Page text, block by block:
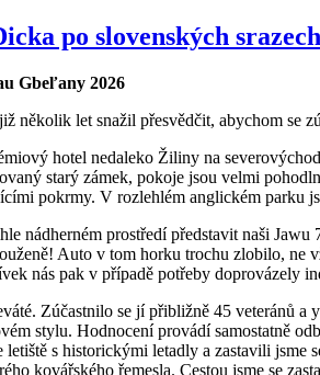
po slovenských
Gbeľany 2026
několik let snažil přesvědčit, abychom se
hotel nedaleko Žiliny na
starý zámek, pokoje jsou velmi
pokrmy. V rozlehlém anglickém parku
nádherném prostředí představit naši
Auto v tom horku trochu zlobilo, ne
nás pak v případě potřeby doprovázely
Zúčastnilo se jí přibližně 45 veteránů a
stylu. Hodnocení provádí samostatně
s historickými letadly a zastavili jsme
kovářského řemesla. Cestou jsme se